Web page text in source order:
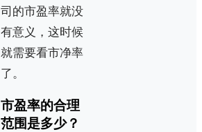
司的市盈率就没
有意义，这时候
就需要看市净率
了。
市盈率的合理
范围是多少？